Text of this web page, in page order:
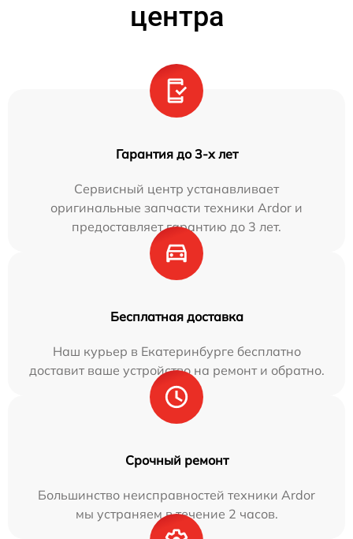
центра
Гарантия до 3-х лет
Сервисный центр устанавливает
оригинальные запчасти техники Ardor и
предоставляет гарантию до 3 лет.
Бесплатная доставка
Наш курьер в Екатеринбурге бесплатно
доставит ваше устройство на ремонт и обратно.
Срочный ремонт
Большинство неисправностей техники Ardor
мы устраняем в течение 2 часов.